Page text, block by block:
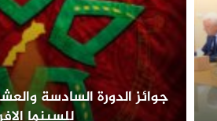
جوائز الدورة السادسة